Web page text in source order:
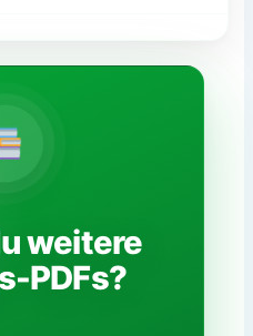
weitere
PDFs?